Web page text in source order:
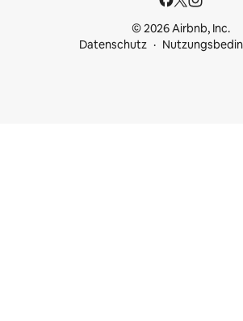
© 2026 Airbnb, Inc.
Datenschutz